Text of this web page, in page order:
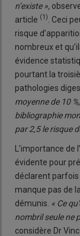
n’existe »,
article (1)
. Ceci
risque
nombreux et
évidence
pourtant la
pathologies
moyenne de 10
bibliographie
par 2,5 le risque
L’importance
évidente pour
déclarent parfois
manque pas de
démunis. « Ce
nombril seule ne
considère Dr